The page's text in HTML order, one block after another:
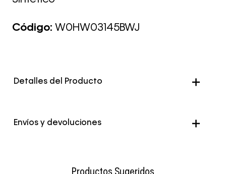
Código: W0HW03145BWJ
Detalles del Producto
Envíos y devoluciones